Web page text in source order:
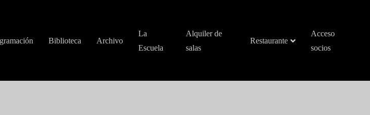
Biblioteca Archivo
La
Escuela
Alquiler de
salas
Restaurante
Acceso
socios